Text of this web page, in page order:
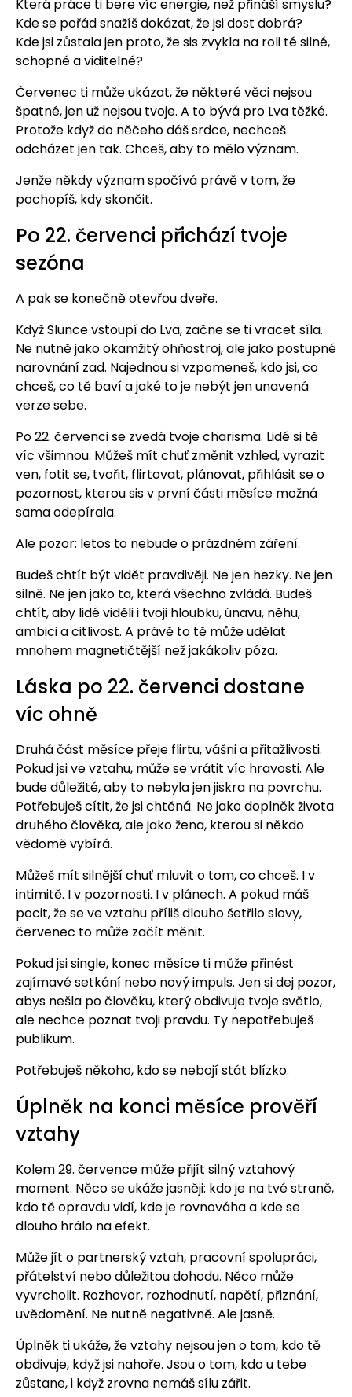
Která práce ti bere víc energie, než přináší smyslu?
Kde se pořád snažíš dokázat, že jsi dost dobrá?
Kde jsi zůstala jen proto, že sis zvykla na roli té silné,
schopné a viditelné?
Červenec ti může ukázat, že některé věci nejsou
špatné, jen už nejsou tvoje. A to bývá pro Lva těžké.
Protože když do něčeho dáš srdce, nechceš
odcházet jen tak. Chceš, aby to mělo význam.
Jenže někdy význam spočívá právě v tom, že
pochopíš, kdy skončit.
Po 22. červenci přichází tvoje
sezóna
A pak se konečně otevřou dveře.
Když Slunce vstoupí do Lva, začne se ti vracet síla.
Ne nutně jako okamžitý ohňostroj, ale jako postupné
narovnání zad. Najednou si vzpomeneš, kdo jsi, co
chceš, co tě baví a jaké to je nebýt jen unavená
verze sebe.
Po 22. červenci se zvedá tvoje charisma. Lidé si tě
víc všimnou. Můžeš mít chuť změnit vzhled, vyrazit
ven, fotit se, tvořit, flirtovat, plánovat, přihlásit se o
pozornost, kterou sis v první části měsíce možná
sama odepírala.
Ale pozor: letos to nebude o prázdném záření.
Budeš chtít být vidět pravdivěji. Ne jen hezky. Ne jen
silně. Ne jen jako ta, která všechno zvládá. Budeš
chtít, aby lidé viděli i tvoji hloubku, únavu, něhu,
ambici a citlivost. A právě to tě může udělat
mnohem magnetičtější než jakákoliv póza.
Láska po 22. červenci dostane
víc ohně
Druhá část měsíce přeje flirtu, vášni a přitažlivosti.
Pokud jsi ve vztahu, může se vrátit víc hravosti. Ale
bude důležité, aby to nebyla jen jiskra na povrchu.
Potřebuješ cítit, že jsi chtěná. Ne jako doplněk života
druhého člověka, ale jako žena, kterou si někdo
vědomě vybírá.
Můžeš mít silnější chuť mluvit o tom, co chceš. I v
intimitě. I v pozornosti. I v plánech. A pokud máš
pocit, že se ve vztahu příliš dlouho šetřilo slovy,
červenec to může začít měnit.
Pokud jsi single, konec měsíce ti může přinést
zajímavé setkání nebo nový impuls. Jen si dej pozor,
abys nešla po člověku, který obdivuje tvoje světlo,
ale nechce poznat tvoji pravdu. Ty nepotřebuješ
publikum.
Potřebuješ někoho, kdo se nebojí stát blízko.
Úplněk na konci měsíce prověří
vztahy
Kolem 29. července může přijít silný vztahový
moment. Něco se ukáže jasněji: kdo je na tvé straně,
kdo tě opravdu vidí, kde je rovnováha a kde se
dlouho hrálo na efekt.
Může jít o partnerský vztah, pracovní spolupráci,
přátelství nebo důležitou dohodu. Něco může
vyvrcholit. Rozhovor, rozhodnutí, napětí, přiznání,
uvědomění. Ne nutně negativně. Ale jasně.
Úplněk ti ukáže, že vztahy nejsou jen o tom, kdo tě
obdivuje, když jsi nahoře. Jsou o tom, kdo u tebe
zůstane, i když zrovna nemáš sílu zářit.